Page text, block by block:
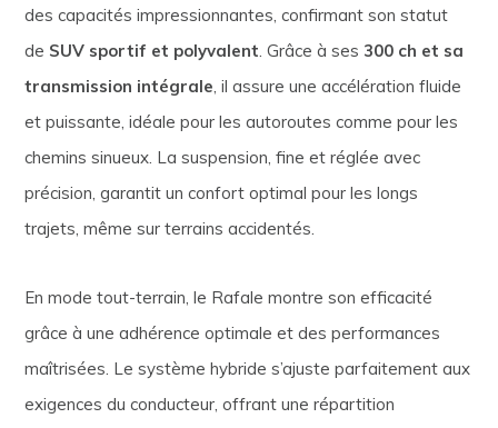
des capacités impressionnantes, confirmant son statut
de SUV sportif et polyvalent. Grâce à ses 300 ch et sa
transmission intégrale, il assure une accélération fluide
et puissante, idéale pour les autoroutes comme pour les
chemins sinueux. La suspension, fine et réglée avec
précision, garantit un confort optimal pour les longs
trajets, même sur terrains accidentés.
En mode tout-terrain, le Rafale montre son efficacité
grâce à une adhérence optimale et des performances
maîtrisées. Le système hybride s’ajuste parfaitement aux
exigences du conducteur, offrant une répartition